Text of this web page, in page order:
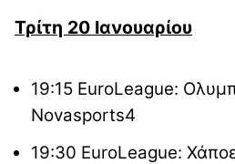
Τρίτη 20 Ιανουαρίου
19:15 EuroLeague:
Novasports4
19:30 EuroLeague: